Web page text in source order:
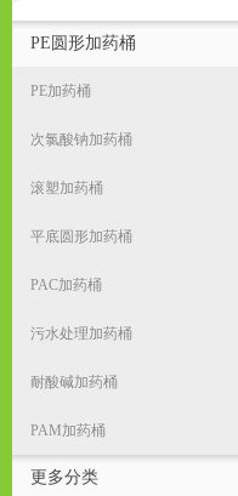
PE圆形加药桶
PE加药桶
次氯酸钠加药桶
滚塑加药桶
平底圆形加药桶
PAC加药桶
污水处理加药桶
耐酸碱加药桶
PAM加药桶
更多分类